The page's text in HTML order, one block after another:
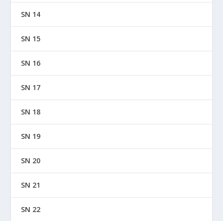
SN 14
SN 15
SN 16
SN 17
SN 18
SN 19
SN 20
SN 21
SN 22